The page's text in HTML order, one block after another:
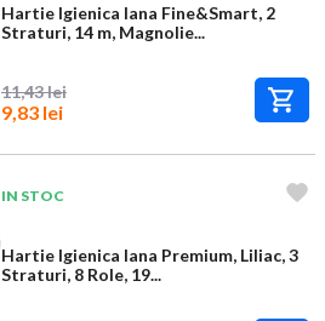
Hartie Igienica Iana Fine&Smart, 2
Straturi, 14 m, Magnolie...
11,43 lei
9,83 lei
IN STOC
Hartie Igienica Iana Premium, Liliac, 3
Straturi, 8 Role, 19...